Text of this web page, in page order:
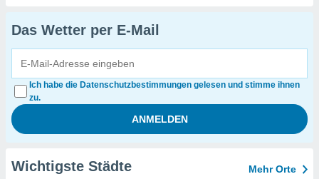
Das Wetter per E-Mail
Ich habe die Datenschutzbestimmungen gelesen und stimme ihnen
zu.
Wichtigste Städte Mehr Orte